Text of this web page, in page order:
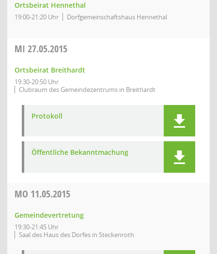
Ortsbeirat Hennethal
19:00-21:20 Uhr Dorfgemeinschaftshaus Hennethal
MI 27.05.2015
Ortsbeirat Breithardt
19:30-20:50 Uhr
Clubraum des Gemeindezentrums in Breithardt
Protokoll
Öffentliche Bekanntmachung
MO 11.05.2015
Gemeindevertretung
19:30-21:45 Uhr
Saal des Haus des Dorfes in Steckenroth